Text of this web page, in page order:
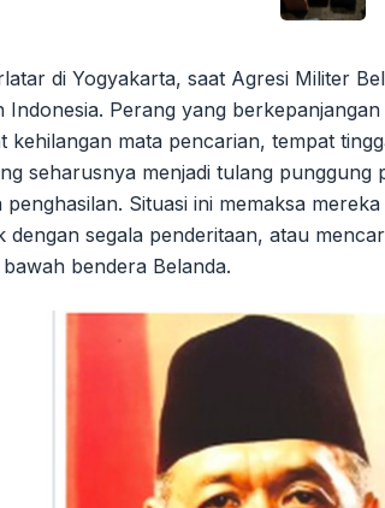
di Yogyakarta, saat Agresi Militer
Indonesia. Perang yang
kehilangan mata pencarian, tempat
seharusnya menjadi tulang punggung
Situasi ini memaksa
dengan segala penderitaan, atau
bendera Belanda.